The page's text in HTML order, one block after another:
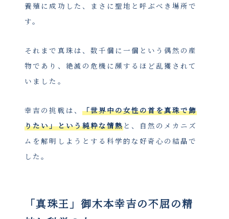
養殖に成功した、まさに聖地と呼ぶべき場所で
す。
それまで真珠は、数千個に一個という偶然の産
物であり、絶滅の危機に瀕するほど乱獲されて
いました。
幸吉の挑戦は、 「世界中の女性の首を真珠で飾
りたい」という純粋な情熱と、自然のメカニズ
ムを解明しようとする科学的な好奇心の結晶で
した。
「真珠王」御木本幸吉の不屈の精